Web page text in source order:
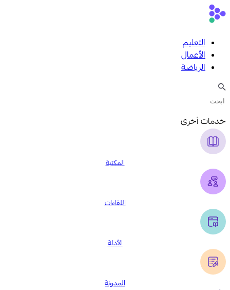
التعليم
الأعمال
الرياضة
خدمات أخرى
المكتبة
اللقاءات
الأدلة
المدونة